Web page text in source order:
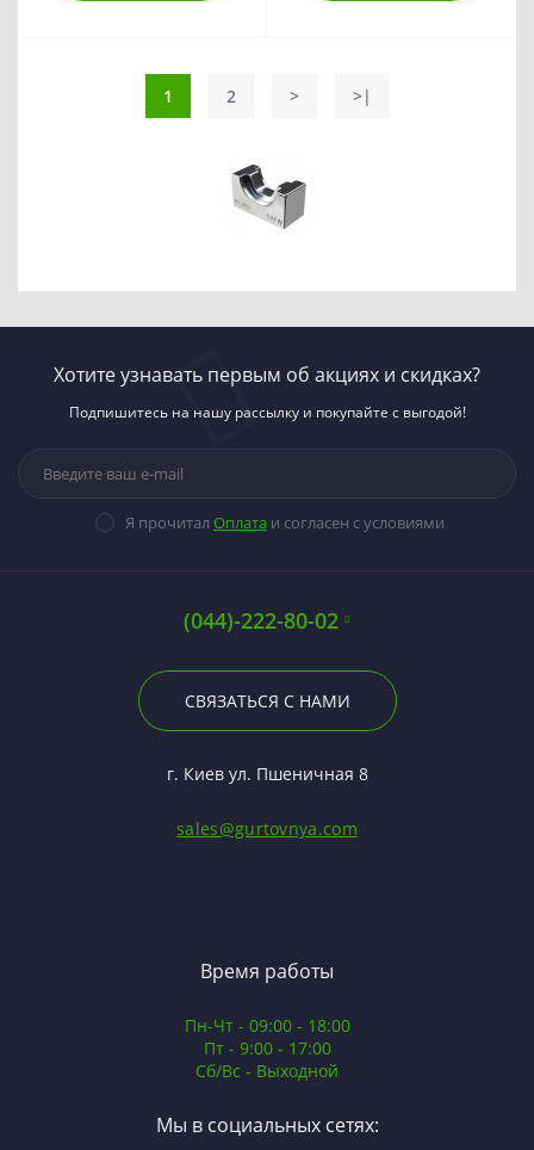
1 2 > >|
Хотите узнавать первым об акциях и скидках?
Подпишитесь на нашу рассылку и покупайте с выгодой!
Я прочитал Оплата и согласен с условиями
(044)-222-80-02
СВЯЗАТЬСЯ С НАМИ
г. Киев ул. Пшеничная 8
sales@gurtovnya.com
Время работы
Пн-Чт - 09:00 - 18:00
Пт - 9:00 - 17:00
Сб/Вс - Выходной
Мы в социальных сетях: